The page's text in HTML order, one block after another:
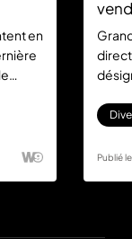
en
direct
Publié